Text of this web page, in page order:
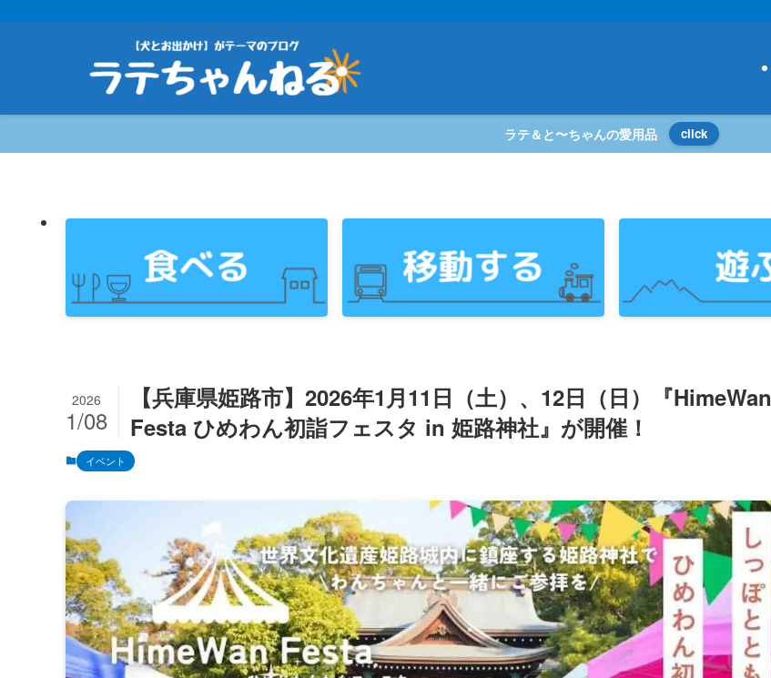
ラテ＆と〜ちゃんの愛用品 click
【兵庫県姫路市】2026年1月11日（土）、12日（日）『HimeWan
Festa ひめわん初詣フェスタ in 姫路神社』が開催！
2026
1/08
イベント